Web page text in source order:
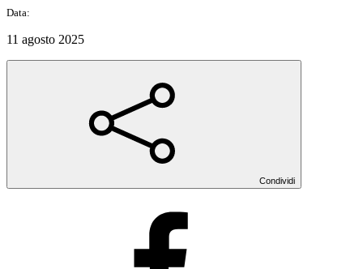
Data:
11 agosto 2025
Condividi